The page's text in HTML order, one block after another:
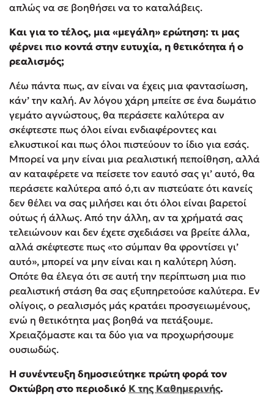
απλώς να σε βοηθήσει να το καταλάβεις.
Και για το τέλος, μια «μεγάλη» ερώτηση: τι μας
φέρνει πιο κοντά στην ευτυχία, η θετικότητα ή ο
ρεαλισμός;
Λέω πάντα πως, αν είναι να έχεις μια φαντασίωση,
κάν’ την καλή. Αν λόγου χάρη μπείτε σε ένα δωμάτιο
γεμάτο αγνώστους, θα περάσετε καλύτερα αν
σκέφτεστε πως όλοι είναι ενδιαφέροντες και
ελκυστικοί και πως όλοι πιστεύουν το ίδιο για εσάς.
Μπορεί να μην είναι μια ρεαλιστική πεποίθηση, αλλά
αν καταφέρετε να πείσετε τον εαυτό σας γι’ αυτό, θα
περάσετε καλύτερα από ό,τι αν πιστεύατε ότι κανείς
δεν θέλει να σας μιλήσει και ότι όλοι είναι βαρετοί
ούτως ή άλλως. Από την άλλη, αν τα χρήματά σας
τελειώνουν και δεν έχετε σχεδιάσει να βρείτε άλλα,
αλλά σκέφτεστε πως «το σύμπαν θα φροντίσει γι’
αυτό», μπορεί να μην είναι και η καλύτερη λύση.
Οπότε θα έλεγα ότι σε αυτή την περίπτωση μια πιο
ρεαλιστική στάση θα σας εξυπηρετούσε καλύτερα. Εν
ολίγοις, ο ρεαλισμός μάς κρατάει προσγειωμένους,
ενώ η θετικότητα μας βοηθά να πετάξουμε.
Χρειαζόμαστε και τα δύο για να προχωρήσουμε
ουσιωδώς.
Η συνέντευξη δημοσιεύτηκε πρώτη φορά τον
Οκτώβρη στο περιοδικό Κ της Καθημερινής.